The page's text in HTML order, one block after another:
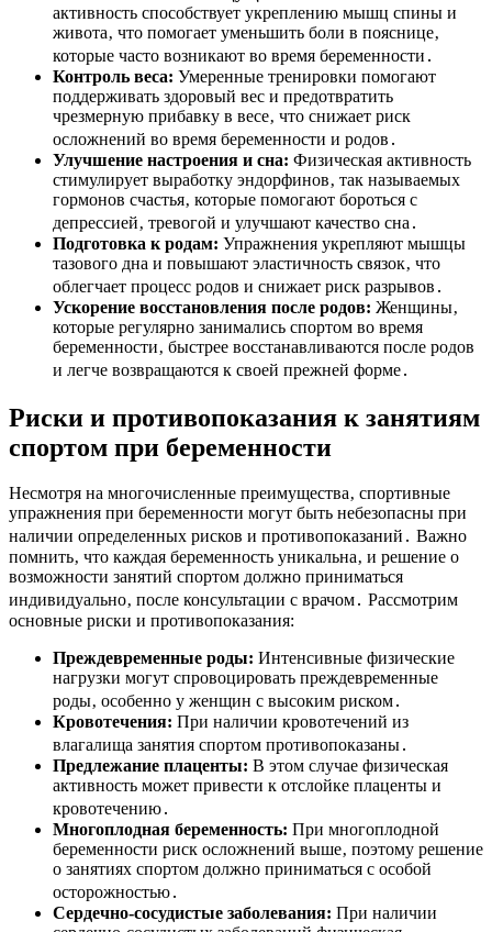
активность способствует укреплению мышц спины и
живота‚ что помогает уменьшить боли в пояснице‚
которые часто возникают во время беременности․
Контроль веса: Умеренные тренировки помогают
поддерживать здоровый вес и предотвратить
чрезмерную прибавку в весе‚ что снижает риск
осложнений во время беременности и родов․
Улучшение настроения и сна: Физическая активность
стимулирует выработку эндорфинов‚ так называемых
гормонов счастья‚ которые помогают бороться с
депрессией‚ тревогой и улучшают качество сна․
Подготовка к родам: Упражнения укрепляют мышцы
тазового дна и повышают эластичность связок‚ что
облегчает процесс родов и снижает риск разрывов․
Ускорение восстановления после родов: Женщины‚
которые регулярно занимались спортом во время
беременности‚ быстрее восстанавливаются после родов
и легче возвращаются к своей прежней форме․
Риски и противопоказания к занятиям
спортом при беременности
Несмотря на многочисленные преимущества‚ спортивные
упражнения при беременности могут быть небезопасны при
наличии определенных рисков и противопоказаний․ Важно
помнить‚ что каждая беременность уникальна‚ и решение о
возможности занятий спортом должно приниматься
индивидуально‚ после консультации с врачом․ Рассмотрим
основные риски и противопоказания:
Преждевременные роды: Интенсивные физические
нагрузки могут спровоцировать преждевременные
роды‚ особенно у женщин с высоким риском․
Кровотечения: При наличии кровотечений из
влагалища занятия спортом противопоказаны․
Предлежание плаценты: В этом случае физическая
активность может привести к отслойке плаценты и
кровотечению․
Многоплодная беременность: При многоплодной
беременности риск осложнений выше‚ поэтому решение
о занятиях спортом должно приниматься с особой
осторожностью․
Сердечно-сосудистые заболевания: При наличии